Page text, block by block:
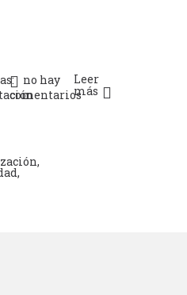
,
,
no hay
comentarios
Leer
más